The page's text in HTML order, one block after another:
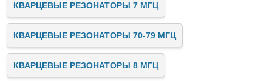
КВАРЦЕВЫЕ РЕЗОНАТОРЫ 7 МГЦ
КВАРЦЕВЫЕ РЕЗОНАТОРЫ 70-79 МГЦ
КВАРЦЕВЫЕ РЕЗОНАТОРЫ 8 МГЦ